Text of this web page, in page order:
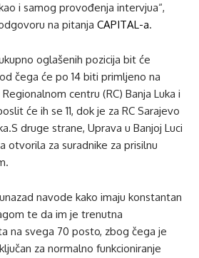
i samog provođenja intervjua“,
na pitanja CAPITAL-a.
oglašenih pozicija bit će
čega će po 14 biti primljeno na
centru (RC) Banja Luka i
će ih se 11, dok je za RC Sarajevo
druge strane, Uprava u Banjoj Luci
otvorila za suradnike za prisilnu
navode kako imaju konstantan
te da im je trenutna
na svega 70 posto, zbog čega je
za normalno funkcioniranje